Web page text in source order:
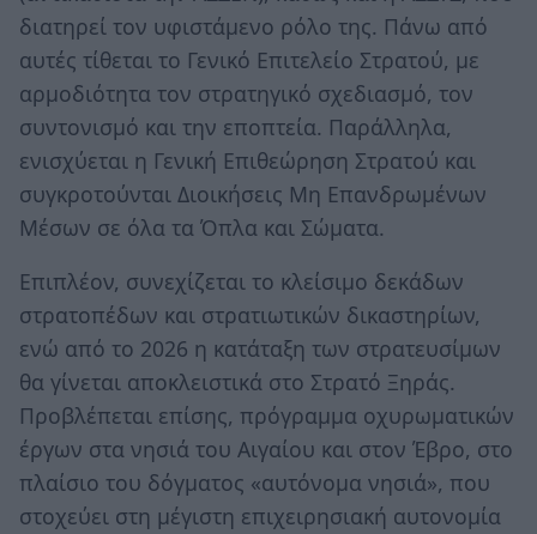
διατηρεί τον υφιστάμενο ρόλο της. Πάνω από
αυτές τίθεται το Γενικό Επιτελείο Στρατού, με
αρμοδιότητα τον στρατηγικό σχεδιασμό, τον
συντονισμό και την εποπτεία. Παράλληλα,
ενισχύεται η Γενική Επιθεώρηση Στρατού και
συγκροτούνται Διοικήσεις Μη Επανδρωμένων
Μέσων σε όλα τα Όπλα και Σώματα.
Επιπλέον, συνεχίζεται το κλείσιμο δεκάδων
στρατοπέδων και στρατιωτικών δικαστηρίων,
ενώ από το 2026 η κατάταξη των στρατευσίμων
θα γίνεται αποκλειστικά στο Στρατό Ξηράς.
Προβλέπεται επίσης, πρόγραμμα οχυρωματικών
έργων στα νησιά του Αιγαίου και στον Έβρο, στο
πλαίσιο του δόγματος «αυτόνομα νησιά», που
στοχεύει στη μέγιστη επιχειρησιακή αυτονομία